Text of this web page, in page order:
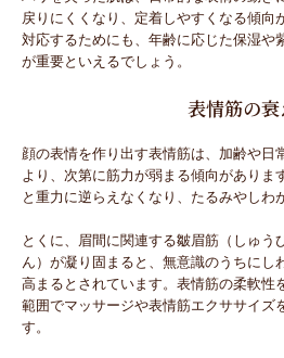
戻りにくくなり、定着しやすくなる傾向
対応するためにも、年齢に応じた保湿や
が重要といえるでしょう。
表情筋の衰
顔の表情を作り出す表情筋は、加齢や日
より、次第に筋力が弱まる傾向がありま
と重力に逆らえなくなり、たるみやしわ
とくに、眉間に関連する皺眉筋（しゅう
ん）が凝り固まると、無意識のうちにし
高まるとされています。表情筋の柔軟性
範囲でマッサージや表情筋エクササイズ
す。